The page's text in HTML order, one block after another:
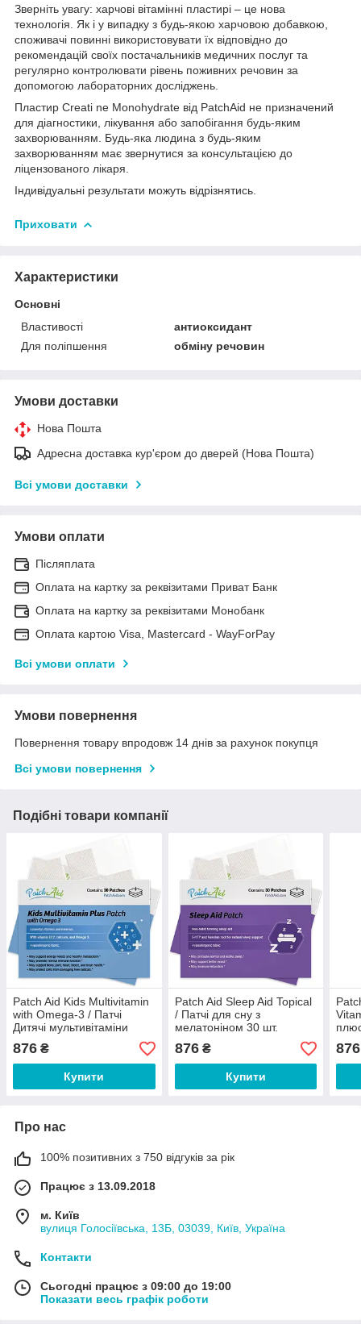
Зверніть увагу: харчові вітамінні пластирі – це нова
технологія. Як і у випадку з будь-якою харчовою добавкою,
споживачі повинні використовувати їх відповідно до
рекомендацій своїх постачальників медичних послуг та
регулярно контролювати рівень поживних речовин за
допомогою лабораторних досліджень.
Пластир Creati ne Monohydrate від PatchAid не призначений
для діагностики, лікування або запобігання будь-яким
захворюванням. Будь-яка людина з будь-яким
захворюванням має звернутися за консультацією до
ліцензованого лікаря.
Індивідуальні результати можуть відрізнятись.
Приховати
Характеристики
Основні
Властивості
антиоксидант
Для поліпшення
обміну речовин
Умови доставки
Нова Пошта
Адресна доставка кур'єром до дверей (Нова Пошта)
Всі умови доставки
Умови оплати
Післяплата
Оплата на картку за реквізитами Приват Банк
Оплата на картку за реквізитами Монобанк
Оплата картою Visa, Mastercard - WayForPay
Всі умови оплати
Умови повернення
Повернення товару впродовж 14 днів за рахунок покупця
Всі умови повернення
Подібні товари компанії
Patch Aid Kids Multivitamin
with Omega-3 / Патчі
Дитячі мультивітаміни
плюс Омега-3 шт 30
876 ₴
Купити
Patch Aid Sleep Aid Topical
/ Патчі для сну з
мелатоніном 30 шт.
876₴
Купити
876
Про нас
100% позитивних з 750 відгуків за рік
Працює з 13.09.2018
м. Київ
вулиця Голосіївська, 13Б, 03039, Київ, Україна
Контакти
Сьогодні працює з 09:00 до 19:00
Показати весь графік роботи